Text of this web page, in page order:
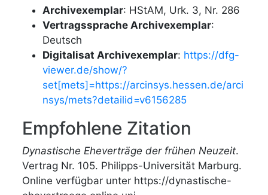
Archivexemplar: HStAM, Urk. 3, Nr. 286
Vertragssprache Archivexemplar:
Deutsch
Digitalisat Archivexemplar: https://dfg-
viewer.de/show/?
set[mets]=https://arcinsys.hessen.de/arci
nsys/mets?detailid=v6156285
Empfohlene Zitation
Dynastische Eheverträge der frühen Neuzeit.
Vertrag Nr. 105. Philipps-Universität Marburg.
Online verfügbar unter https://dynastische-